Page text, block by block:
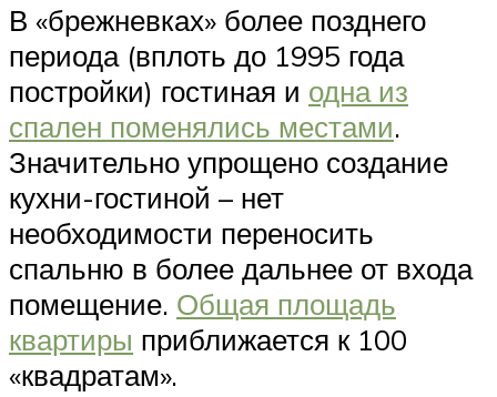
В «брежневках» более позднего
периода (вплоть до 1995 года
постройки) гостиная и одна из
спален поменялись местами.
Значительно упрощено создание
кухни-гостиной – нет
необходимости переносить
спальню в более дальнее от входа
помещение. Общая площадь
квартиры приближается к 100
«квадратам».